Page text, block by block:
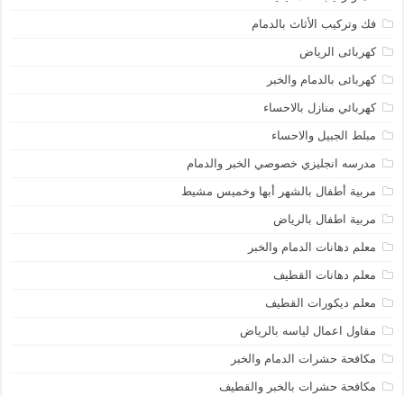
فك وتركيب الأثاث بالدمام
كهربائى الرياض
كهربائى بالدمام والخبر
كهربائي منازل بالاحساء
مبلط الجبيل والاحساء
مدرسه انجليزي خصوصي الخبر والدمام
مربية أطفال بالشهر أبها وخميس مشيط
مربية اطفال بالرياض
معلم دهانات الدمام والخبر
معلم دهانات القطيف
معلم ديكورات القطيف
مقاول اعمال لياسه بالرياض
مكافحة حشرات الدمام والخبر
مكافحة حشرات بالخبر والقطيف